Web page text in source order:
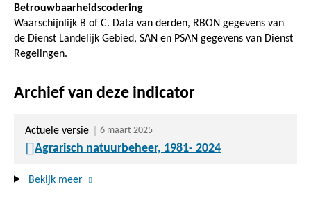
Betrouwbaarheidscodering
Waarschijnlijk B of C. Data van derden, RBON gegevens van
de Dienst Landelijk Gebied, SAN en PSAN gegevens van Dienst
Regelingen.
Archief van deze indicator
Actuele versie 6 maart 2025
Agrarisch natuurbeheer, 1981- 2024
Bekijk meer